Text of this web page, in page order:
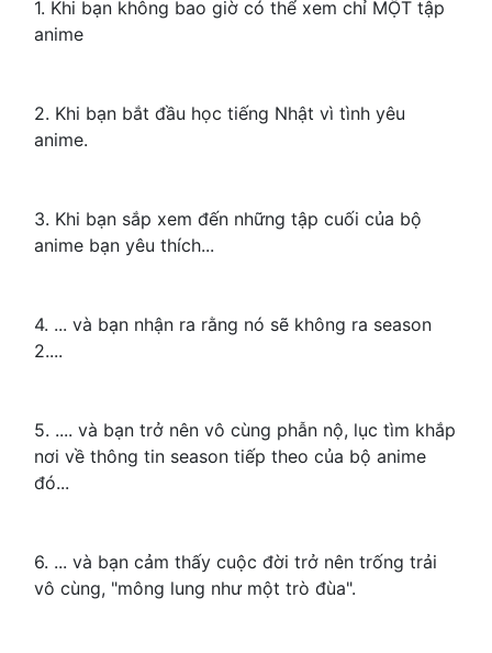
1. Khi bạn không bao giờ có thể xem chỉ MỘT tập
anime
2. Khi bạn bắt đầu học tiếng Nhật vì tình yêu
anime.
3. Khi bạn sắp xem đến những tập cuối của bộ
anime bạn yêu thích...
4. ... và bạn nhận ra rằng nó sẽ không ra season
2....
5. .... và bạn trở nên vô cùng phẫn nộ, lục tìm khắp
nơi về thông tin season tiếp theo của bộ anime
đó...
6. ... và bạn cảm thấy cuộc đời trở nên trống trải
vô cùng, "mông lung như một trò đùa".